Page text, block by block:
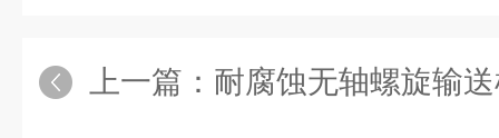
上一篇： 耐腐蚀无轴螺旋输